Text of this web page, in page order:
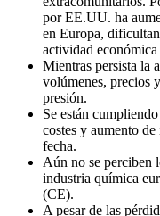
por EE.UU. ha
en Europa,
actividad económica
Mientras persista la
volúmenes, precios
presión.
Se están
costes y aumento
fecha.
Aún no se perciben
industria química
(CE).
A pesar de las